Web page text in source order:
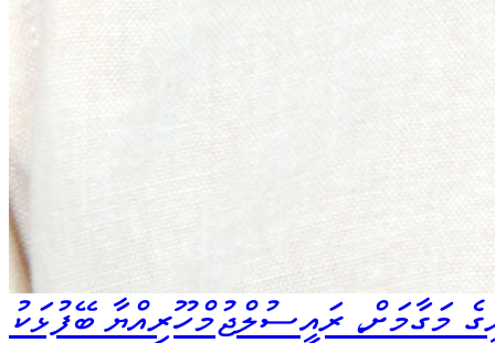
މަގާމަށް، ރައީސުލްޖުމްހޫރިއްޔާ ބޭފުޅަކު